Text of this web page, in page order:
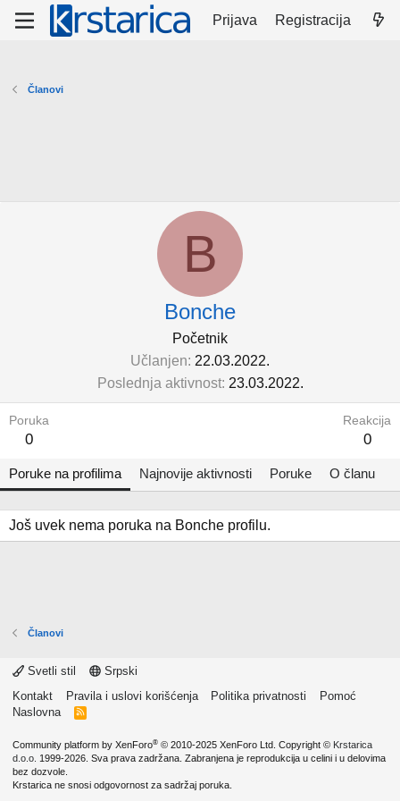
Prijava Registracija
Članovi
B
Bonche
Početnik
Učlanjen 22.03.2022.
Poslednja aktivnost 23.03.2022.
Poruka
0
Reakcija
0
Poruke na profilima Najnovije aktivnosti Poruke O članu
Još uvek nema poruka na Bonche profilu.
Članovi
Svetli stil
Srpski
Kontakt
Pravila i uslovi korišćenja Politika privatnosti
Pomoć
Naslovna
R
Community platform by XenForo® © 2010-2025 XenForo Ltd. Copyright © Krstarica
d.o.o. 1999-2026. Sva prava zadržana. Zabranjena je reprodukcija u celini i u delovima
bez dozvole.
Krstarica ne snosi odgovornost za sadržaj poruka.